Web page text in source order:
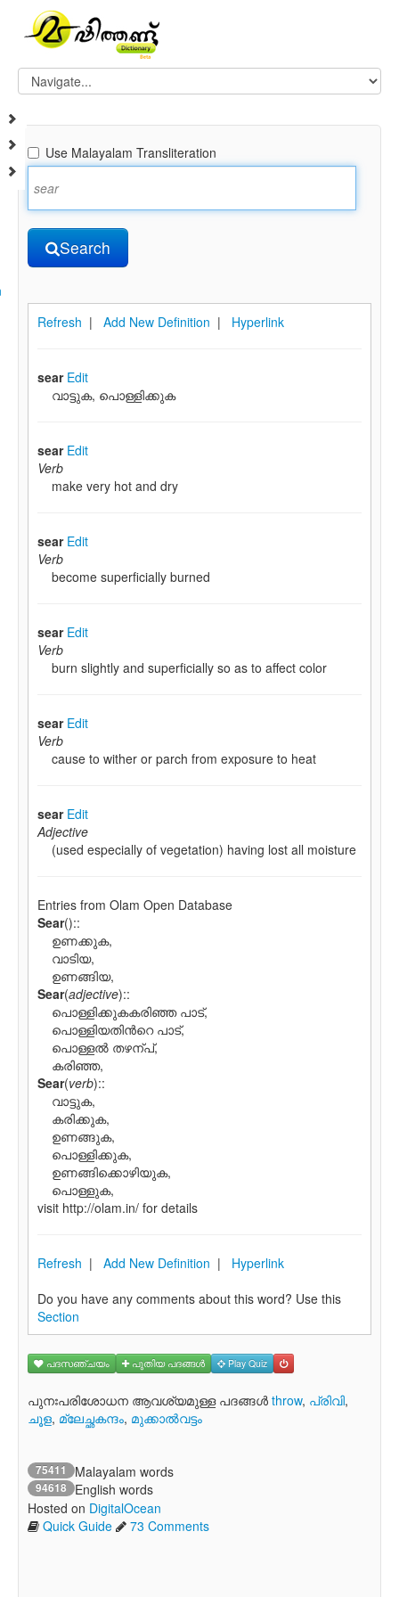
Use Malayalam Transliteration
Search
Refresh | Add New Definition | Hyperlink
sear Edit
വാട്ടുക, പൊള്ളിക്കുക
sear Edit
Verb
make very hot and dry
sear Edit
Verb
become superficially burned
sear Edit
Verb
burn slightly and superficially so as to affect color
sear Edit
Verb
cause to wither or parch from exposure to heat
sear Edit
Adjective
(used especially of vegetation) having lost all moisture
Entries from Olam Open Database
Sear()::
ഉണക്കുക,
വാടിയ,
ഉണങ്ങിയ,
Sear(adjective)::
പൊള്ളിക്കുകകരിഞ്ഞ പാട്,
പൊള്ളിയതിന്‍റെ പാട്,
പൊള്ളല്‍ തഴന്പ്,
കരിഞ്ഞ,
Sear(verb)::
വാട്ടുക,
കരിക്കുക,
ഉണങ്ങുക,
പൊള്ളിക്കുക,
ഉണങ്ങിക്കൊഴിയുക,
പൊള്ളുക,
visit http://olam.in/ for details
Refresh | Add New Definition | Hyperlink
Do you have any comments about this word? Use this
Section
പദസഞ്ചയം പുതിയ പദങ്ങള്‍ Play Quiz
പുനഃപരിശോധന ആവശ്യമുള്ള പദങ്ങള്‍ throw, പ്രിവി,
ചൂള, മ്ലേച്ഛകന്ദം, മുക്കാല്‍വട്ടം
75411 Malayalam words
94618
English words
Hosted on DigitalOcean
Quick Guide
73 Comments